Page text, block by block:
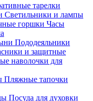
тарелки
Светильники и лампы
горшки Часы
Пододеяльники
и защитные
наволочки для
Пляжные тапочки
Посуда для духовки